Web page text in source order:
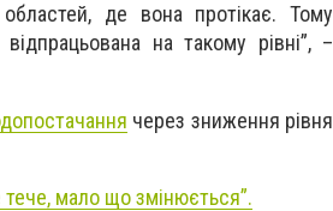
де вона протікає. Тому
на такому рівні”, –
через зниження рівня
тече, мало що змінюється”.